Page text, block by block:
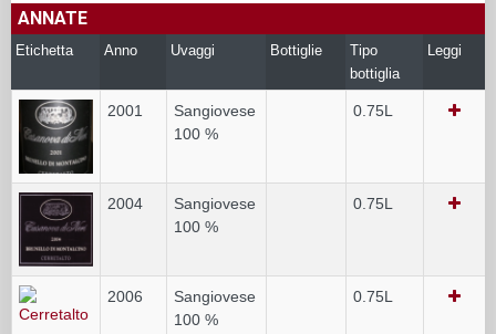
ANNATE
Etichetta Anno Uvaggi Bottiglie
Tipo
bottiglia
Leggi
2001
Sangiovese
100 %
0.75L
2004
Sangiovese
100 %
0.75L
2006
Sangiovese
100 %
0.75L